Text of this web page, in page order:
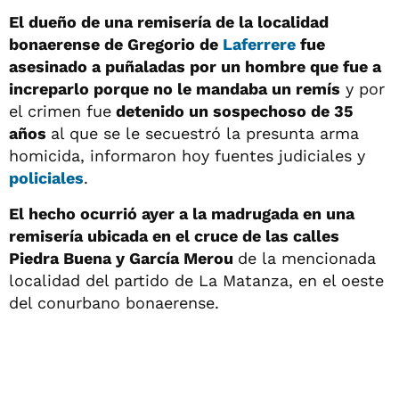
El dueño de una remisería de la localidad
bonaerense de Gregorio de Laferrere fue
asesinado a puñaladas por un hombre que fue a
increparlo porque no le mandaba un remís y por
el crimen fue detenido un sospechoso de 35
años al que se le secuestró la presunta arma
homicida, informaron hoy fuentes judiciales y
policiales.
El hecho ocurrió ayer a la madrugada en una
remisería ubicada en el cruce de las calles
Piedra Buena y García Merou de la mencionada
localidad del partido de La Matanza, en el oeste
del conurbano bonaerense.